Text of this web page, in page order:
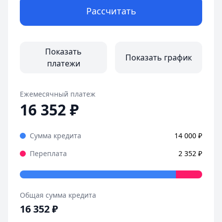
Оформила займ в MoneyMan за пару минут, все
Страницы отзывов:
Рассчитать
Показать
платежи
Показать график
Ежемесячный платеж
16 352₽
Сумма кредита 14 000 ₽
Переплата
2 352 ₽
Общая сумма кредита
16 352₽